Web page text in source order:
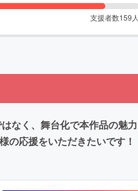
支援者数159 人
なく、舞台化で本作品の魅
の応援をいただきたいです！